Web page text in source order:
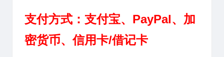
支付方式：支付宝、PayPal、加
密货币、信用卡/借记卡